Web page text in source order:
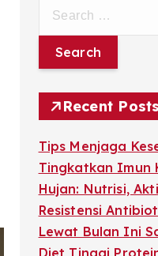
r
c
o
r
:
Recent Posts
Tips Menjaga
Tingkatkan Imun
Hujan: Nutrisi,
Resistensi
Lewat Bulan Ini